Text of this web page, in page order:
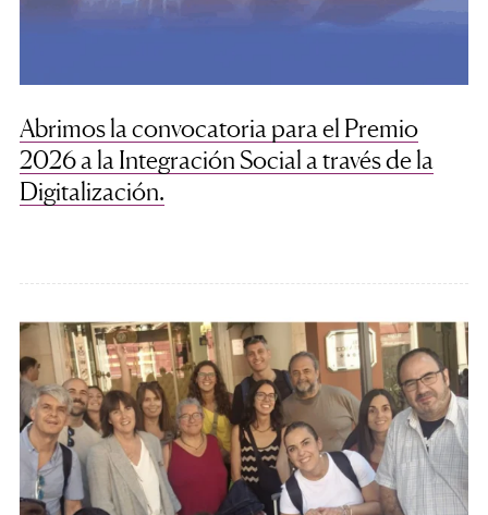
Abrimos la convocatoria para el Premio
2026 a la Integración Social a través de la
Digitalización.